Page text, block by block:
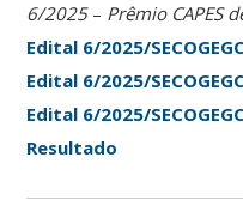
6/2025 – Prêmio CAPES
Edital 6/2025/
Edital 6/2025/
Edital 6/2025/
Resultado